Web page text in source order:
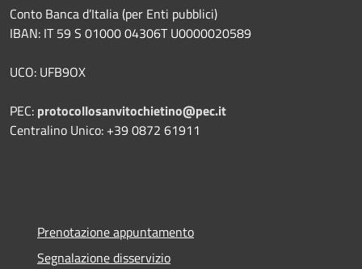
Conto Banca d’Italia (per Enti pubblici)
IBAN: IT 59 S 01000 04306T U0000020589
UCO: UFB9OX
PEC: protocollosanvitochietino@pec.it
Centralino Unico: +39 0872 61911
Prenotazione appuntamento
Segnalazione disservizio